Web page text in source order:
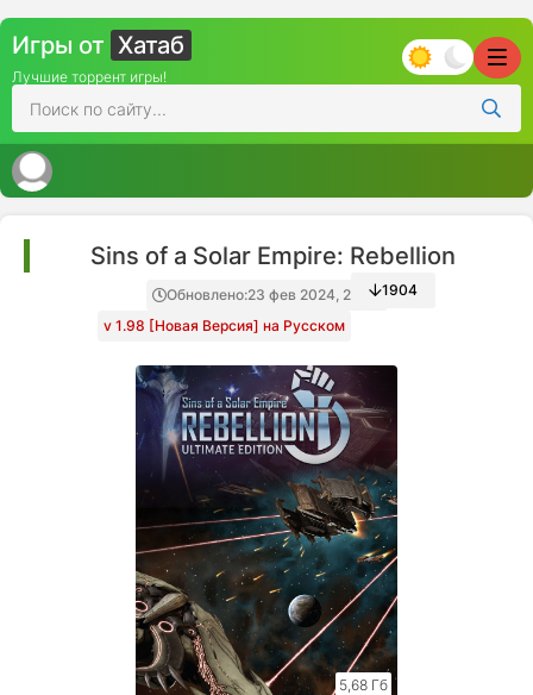
Игры от Хатаб
Лучшие торрент игры!
Sins of a Solar Empire: Rebellion
Обновлено:23 фев 2024, 23:35
v 1.98 [Новая Версия] на Русском
1904
5,68 Гб